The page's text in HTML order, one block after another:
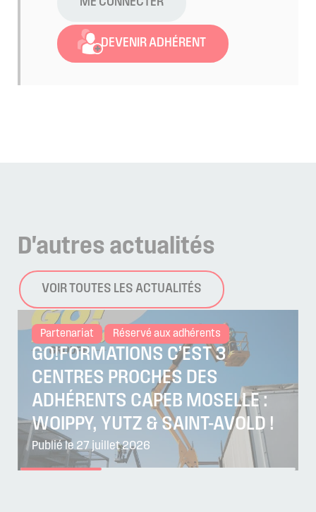
ME CONNECTER
DEVENIR ADHÉRENT
D'autres actualités
VOIR TOUTES LES ACTUALITÉS
Partenariat Réservé aux adhérents
GO!FORMATIONS C’EST 3
CENTRES PROCHES DES
ADHÉRENTS CAPEB MOSELLE :
WOIPPY, YUTZ & SAINT-AVOLD !
Publié le 27 juillet 2026